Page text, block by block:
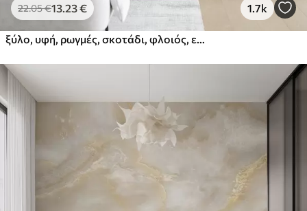
22.05€13 .23€ 1.7k